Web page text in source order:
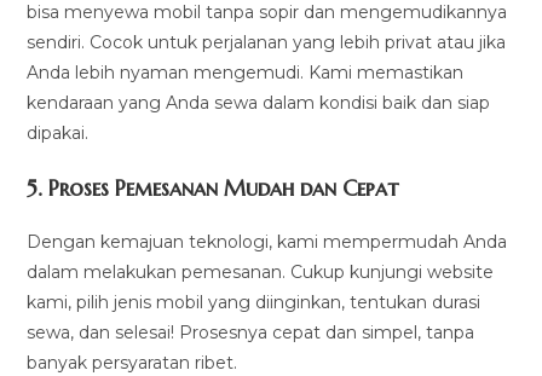
bisa menyewa mobil tanpa sopir dan mengemudikannya
sendiri. Cocok untuk perjalanan yang lebih privat atau jika
Anda lebih nyaman mengemudi. Kami memastikan
kendaraan yang Anda sewa dalam kondisi baik dan siap
dipakai.
5.Proses Pemesanan Mudah dan Cepat
Dengan kemajuan teknologi, kami mempermudah Anda
dalam melakukan pemesanan. Cukup kunjungi website
kami, pilih jenis mobil yang diinginkan, tentukan durasi
sewa, dan selesai! Prosesnya cepat dan simpel, tanpa
banyak persyaratan ribet.